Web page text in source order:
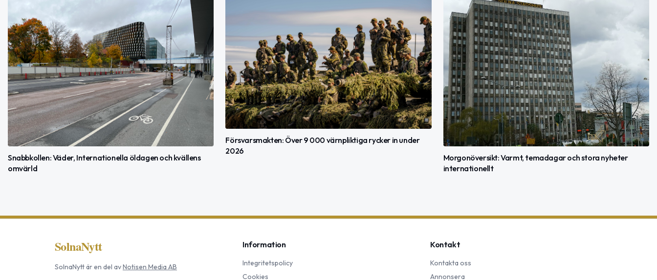
Snabbkollen: Väder, Internationella öldagen och kvällens
omvärld
Försvarsmakten: Över 9 000 värnpliktiga rycker in under
2026
Morgonöversikt: Varmt, temadagar och stora nyheter
internationellt
SolnaNytt
SolnaNyttär en del avNotisen Media AB
Information
Integritetspolicy
Cookies
Kontakt
Kontakta oss
Annonsera